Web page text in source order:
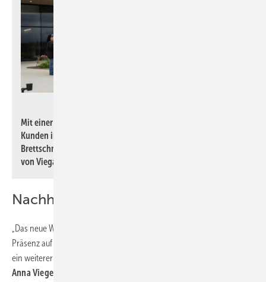
Mit einer zweiten US-Fertigung rückt Viega näher an die
Kunden im Osten der USA und in Kanada. Im Bild: Markus
Brettschneider, CEO der Viega Group, und Marki Huston, CEO
von Viega North America.
Nachhaltigkeit im Fokus
„Das neue Werk ist nicht nur ein weiterer Meilenstein für unsere
Präsenz auf dem US-amerikanischen Markt, sondern zugleich auch
ein weiterer Baustein in unserer Nachhaltigkeitsstrategie“, betont
Anna Viegener